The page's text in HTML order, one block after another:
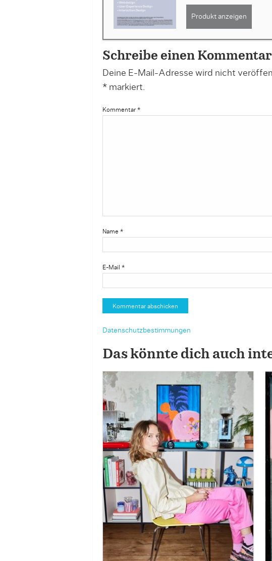
Produkt anzeigen
Schreibe einen Kommentar
Deine E-Mail-Adresse wird nicht
*markiert.
Kommentar *
Name *
E-Mail *
Datenschutzbestimmungen
Das könnte dich auch